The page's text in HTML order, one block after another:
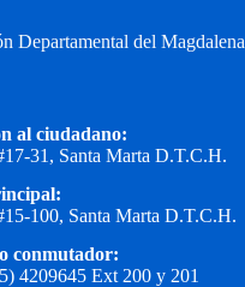
Departamental del Magdalena
al ciudadano:
31, Santa Marta D.T.C.H.
100, Santa Marta D.T.C.H.
conmutador:
4209645 Ext 200 y 201